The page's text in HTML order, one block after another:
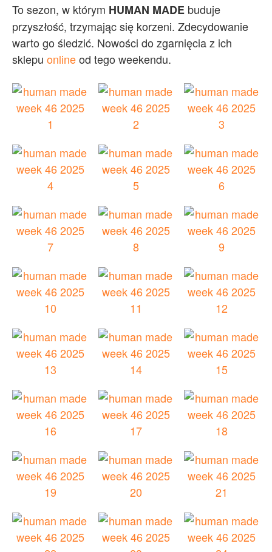
To sezon, w którym HUMAN MADE buduje
przyszłość, trzymając się korzeni. Zdecydowanie
warto go śledzić. Nowości do zgarnięcia z ich
sklepu onlineod tego weekendu.